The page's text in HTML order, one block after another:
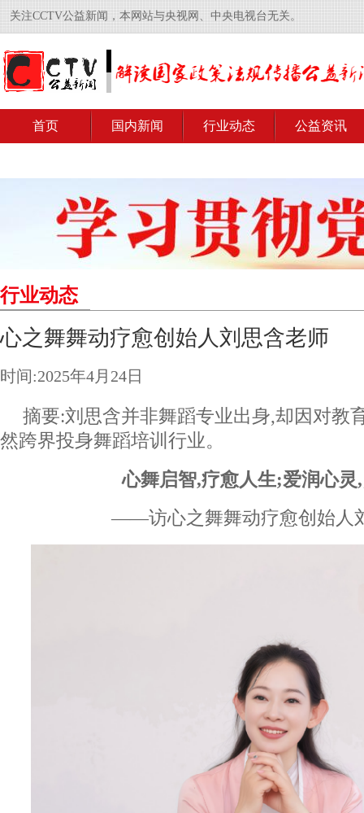
关注CCTV公益新闻，本网站与央视网、中央电视台无关。
首页 国内新闻 行业动态 公益资讯
行业动态
心之舞舞动疗愈创始人刘思含老师
时间:2025年4月24日
摘要:刘思含并非舞蹈专业出身,却因对教
然跨界投身舞蹈培训行业。
心舞启智,疗愈人生;爱润心灵
——访心之舞舞动疗愈创始人